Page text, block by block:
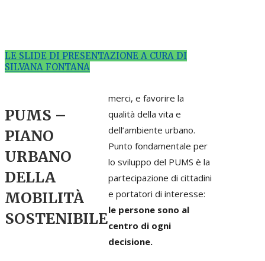
LE SLIDE DI PRESENTAZIONE A CURA DI
SILVANA FONTANA
PUMS –
PIANO
URBANO
DELLA
MOBILITÀ
SOSTENIBILE
merci, e favorire la
qualità della vita e
dell’ambiente urbano.
Punto fondamentale per
lo sviluppo del PUMS è la
partecipazione di cittadini
e portatori di interesse:
le persone sono al
centro di ogni
decisione.